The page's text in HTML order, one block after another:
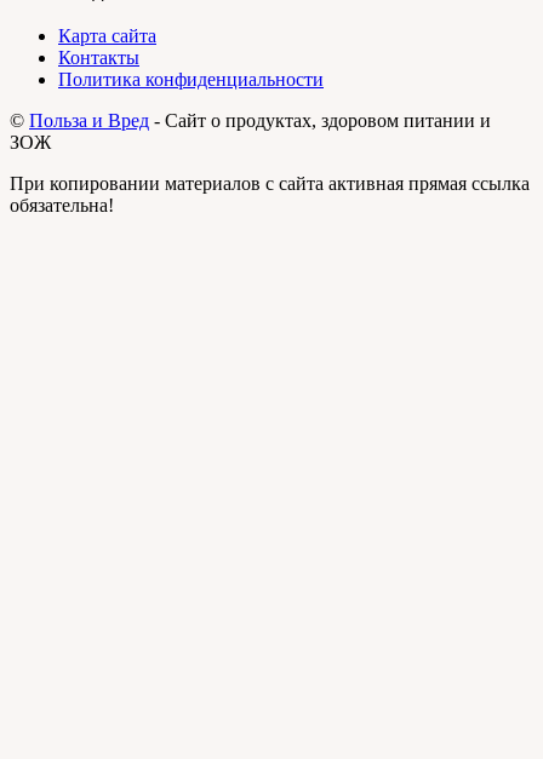
Карта сайта
Контакты
Политика конфиденциальности
© Польза и Вред - Сайт о продуктах, здоровом питании и
ЗОЖ
При копировании материалов с сайта активная прямая ссылка
обязательна!